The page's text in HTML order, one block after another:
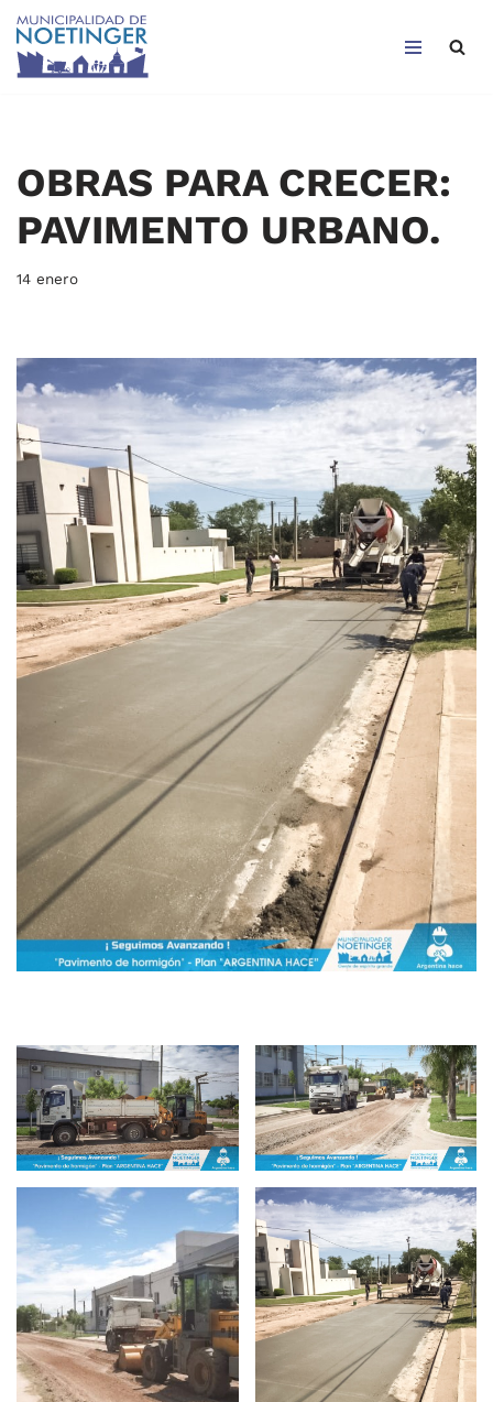
Saltar
OBRAS PARA CRECER:
PAVIMENTO URBANO.
14 enero